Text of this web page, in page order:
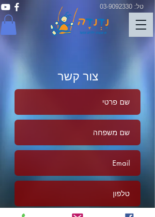
טל: 03-9092330
צור קשר